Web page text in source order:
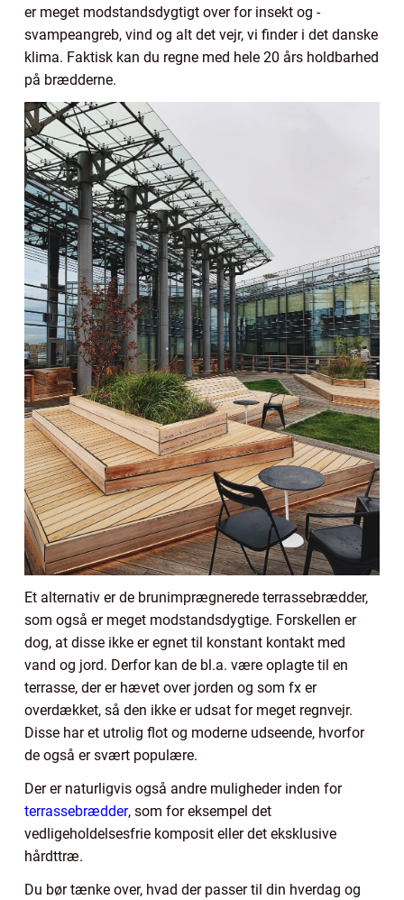
er meget modstandsdygtigt over for insekt og -
svampeangreb, vind og alt det vejr, vi finder i det danske
klima. Faktisk kan du regne med hele 20 års holdbarhed
på brædderne.
Et alternativ er de brunimprægnerede terrassebrædder,
som også er meget modstandsdygtige. Forskellen er
dog, at disse ikke er egnet til konstant kontakt med
vand og jord. Derfor kan de bl.a. være oplagte til en
terrasse, der er hævet over jorden og som fx er
overdækket, så den ikke er udsat for meget regnvejr.
Disse har et utrolig flot og moderne udseende, hvorfor
de også er svært populære.
Der er naturligvis også andre muligheder inden for
terrassebrædder, som for eksempel det
vedligeholdelsesfrie komposit eller det eksklusive
hårdttræ.
Du bør tænke over, hvad der passer til din hverdag og